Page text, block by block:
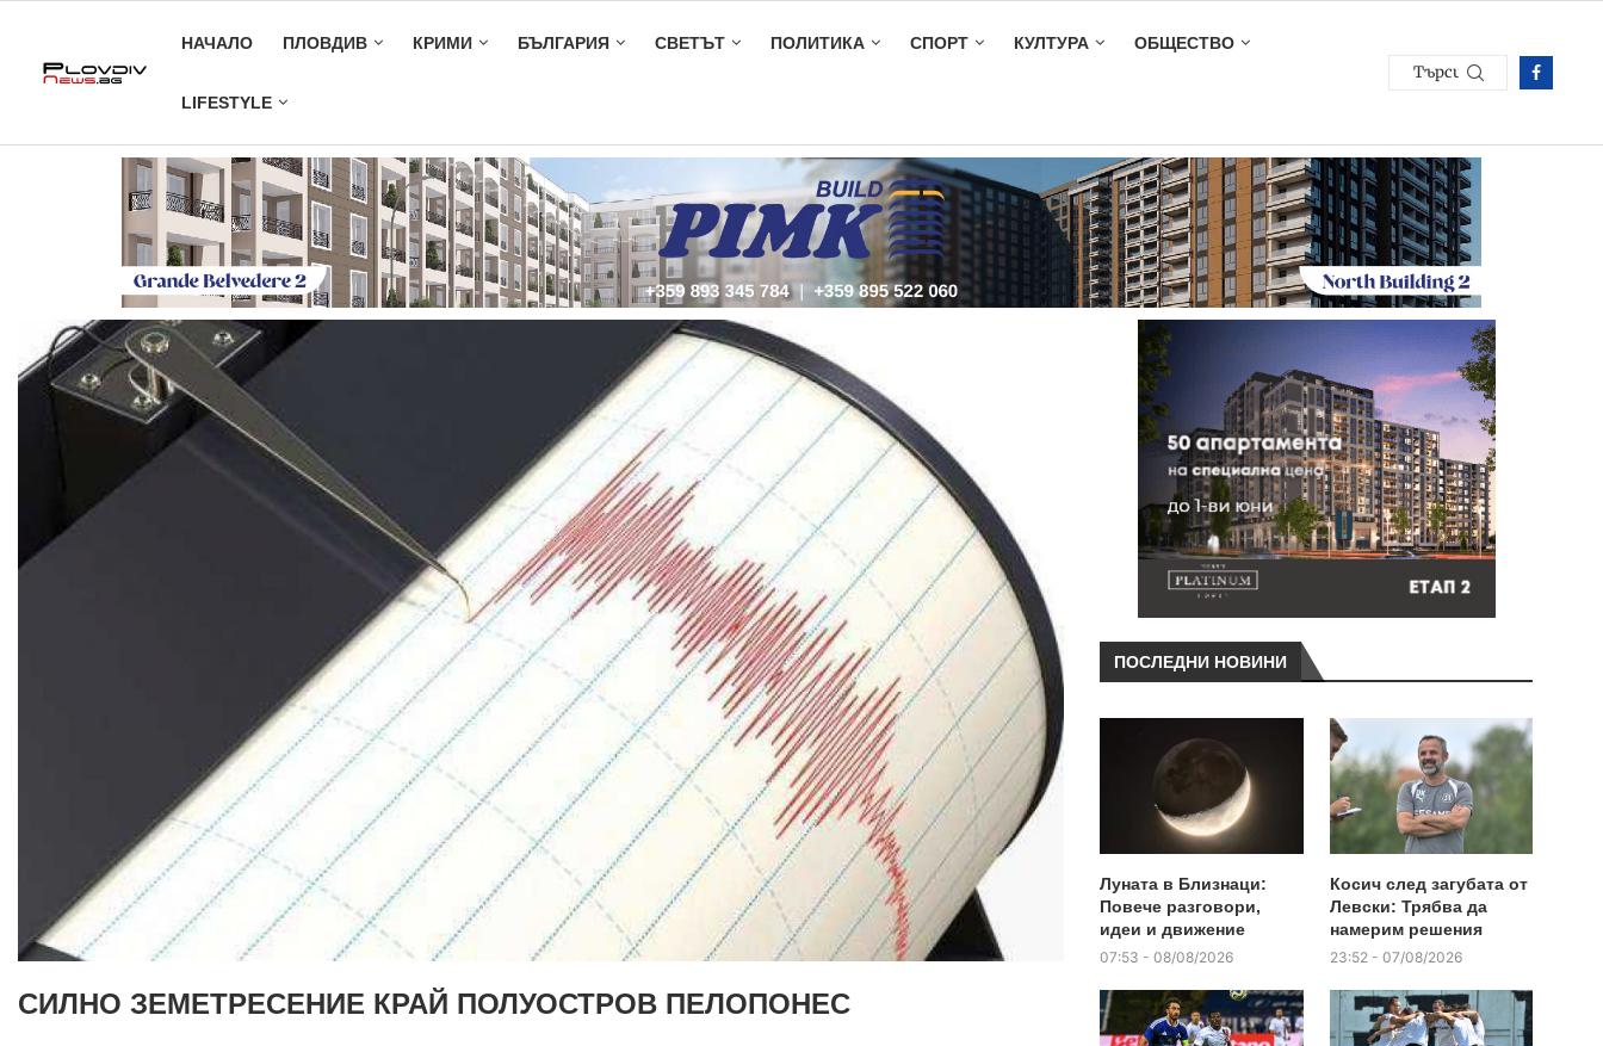
НАЧАЛО ПЛОВДИВ КРИМИ БЪЛГАРИЯ СВЕТЪТ ПОЛИТИКА СПОРТ КУЛТУРА ОБЩЕСТВО
LIFESTYLE
СИЛНО ЗЕМЕТРЕСЕНИЕ КРАЙ ПОЛУОСТРОВ ПЕЛОПОНЕС
ПОСЛЕДНИ НОВИНИ
Луната в Близнаци:
Повече разговори,
идеи и движение
07:53 - 08/08/2026
Косич след загубата от
Левски: Трябва да
намерим решения
23:52 - 07/08/2026